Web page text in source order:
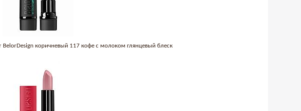
BelorDesign коричневый 117 кофе с молоком глянцевый блеск